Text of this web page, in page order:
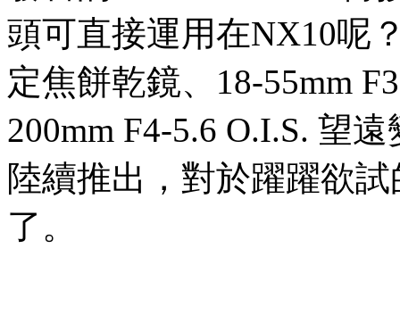
頭可直接運用在NX10呢
定焦餅乾鏡、18-55mm
200mm F4-5.6 O.I.S. 望
陸續推出，對於躍躍欲
了。